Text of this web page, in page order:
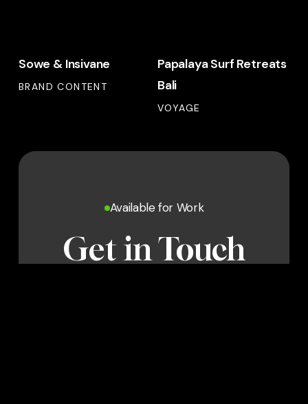
BRAND CONTENT
Sowe & Insivane
VOYAGE
Papalaya Surf Retreats
Bali
Available for Work
Get in Touch